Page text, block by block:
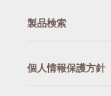
製品検索
個人情報保護方針